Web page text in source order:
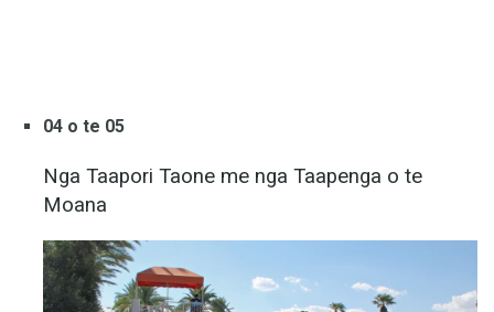
04 o te 05
Nga Taapori Taone me nga Taapenga o te
Moana